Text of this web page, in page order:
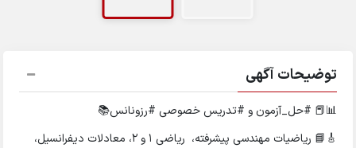
توضیحات آگهی
📊📕 #حل_آزمون و #تدریس خصوصی #رزونانس📚
🎸📘 ریاضیات مهندسی پیشرفته، ریاضی ۱ و ۲، معادلات دیفرانسیل،